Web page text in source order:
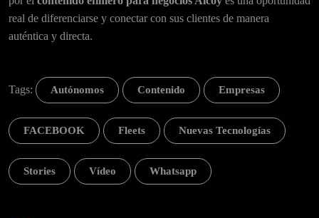
real de diferenciarse y conectar con sus clientes de manera
auténtica y directa.
Tags: Autónomos Contenido Empresas
FACEBOOK Fleets Nuevas Tecnologías
Stories Vídeo Whatsapp